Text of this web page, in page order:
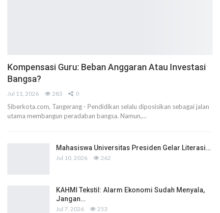
Kompensasi Guru: Beban Anggaran Atau Investasi
Bangsa?
Jul 11, 2026 283 0
Siberkota.com, Tangerang - Pendidikan selalu diposisikan sebagai jalan
utama membangun peradaban bangsa. Namun,…
Mahasiswa Universitas Presiden Gelar Literasi…
Jul 10, 2026 262
KAHMI Tekstil: Alarm Ekonomi Sudah Menyala,
Jangan…
Jul 7, 2026 253